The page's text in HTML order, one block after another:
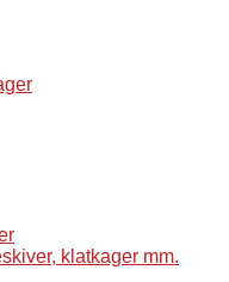
klatkager mm.